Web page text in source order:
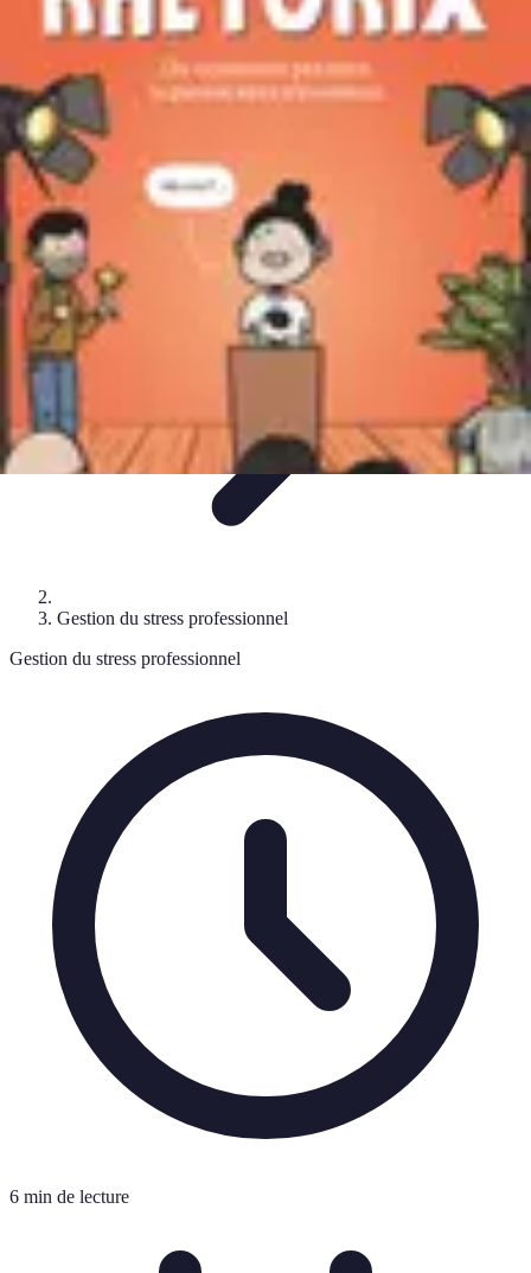
Stress Zéro
Gestion du StressMéthodes de Relaxation
Techniques de
Gestion du stress professionnel
Stress Zéro
Gestion du stress professionnel
Gestion du stress professionnel
6 min de lecture